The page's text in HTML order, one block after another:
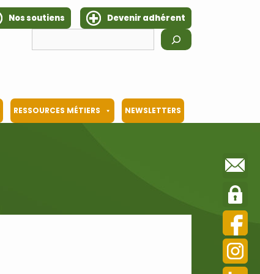
Nos soutiens
Devenir adhérent
RESSOURCES MÉTIERS NEWSLETTERS